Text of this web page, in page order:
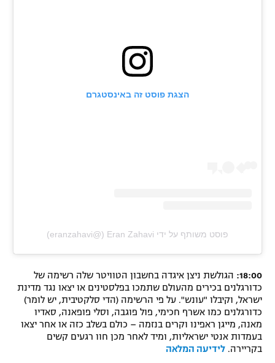
הצגת פוסט זה באינסטגרם
פוסט משותף על ידי ‏‎Eran Zahavi‎‏ (@‏‎eranzahavi‎‏)
18:00:
הגולשת ניצן איגדה בחשבון הטוויטר שלה רשימה של
כדורגלנים בכירים מהעולם שתמכו בפלסטינים או יצאו נגד מדינת
ישראל, וקיבלו "עונש". על פי הרשימה (הדי סלקטיבית, יש לומר)
כדורגלנים כמו אשרף חכימי, פול פוגבה, וסלי פופאנה, סאדיו
מאנה, מייגן ראפינו וקרים בנזמה – כולם בשלב כזה או אחר יצאו
בעמדות אנטי ישראליות, ומיד לאחר מכן חוו רגעים קשים
בקריירה. לידיעה המלאה